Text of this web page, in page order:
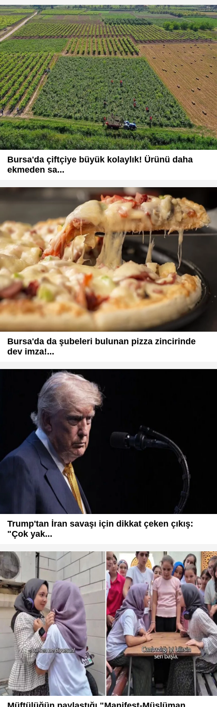
Bursa'da çiftçiye büyük kolaylık! Ürünü daha
ekmeden sa...
Bursa'da da şubeleri bulunan pizza zincirinde
dev imza!...
Trump'tan İran savaşı için dikkat çeken çıkış:
"Çok yak...